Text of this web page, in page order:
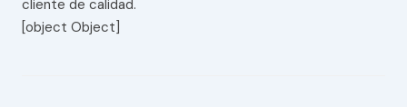
cliente de calidad.
[object Object]